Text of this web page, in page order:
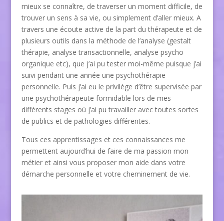
mieux se connaître, de traverser un moment difficile, de
trouver un sens à sa vie, ou simplement d’aller mieux. A
travers une écoute active de la part du thérapeute et de
plusieurs outils dans la méthode de l’analyse (gestalt
thérapie, analyse transactionnelle, analyse psycho
organique etc), que j’ai pu tester moi-même puisque j’ai
suivi pendant une année une psychothérapie
personnelle. Puis j’ai eu le privilège d’être supervisée par
une psychothérapeute formidable lors de mes
différents stages où j’ai pu travailler avec toutes sortes
de publics et de pathologies différentes.
Tous ces apprentissages et ces connaissances me
permettent aujourd’hui de faire de ma passion mon
métier et ainsi vous proposer mon aide dans votre
démarche personnelle et votre cheminement de vie.